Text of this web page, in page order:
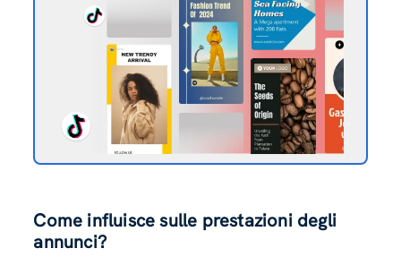
Come influisce sulle prestazioni degli
annunci?